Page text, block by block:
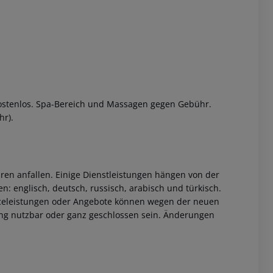
Spa-Bereich und Massagen gegen Gebühr.
anfallen. Einige Dienstleistungen hängen von der
englisch, deutsch, russisch, arabisch und türkisch.
oder Angebote können wegen der neuen
nutzbar oder ganz geschlossen sein. Änderungen